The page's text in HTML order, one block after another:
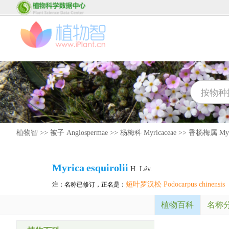
植物智 >> 被子 Angiospermae >> 杨梅科 Myricaceae >> 香杨梅属
Myrica esquirolii H. Lév.
注：名称已修订，正名是： 短叶罗汉松 Podocarpus chinensis
植物百科 名称